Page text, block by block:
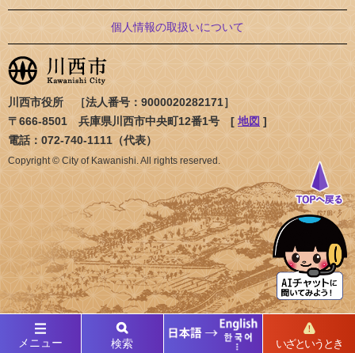
メニュー 検索 いざというとき
個人情報の取扱いについて
川西市役所 ［法人番号：9000020282171］
〒666-8501 兵庫県川西市中央町12番1号 [ 地図 ]
電話：072-740-1111（代表）
Copyright © City of Kawanishi. All rights reserved.